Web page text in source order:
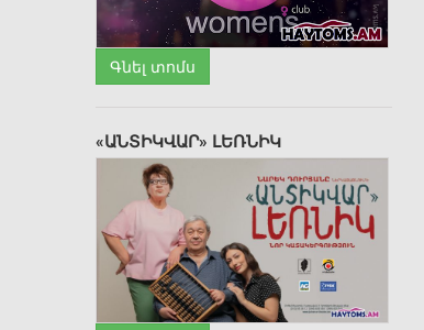
Գնել տոմս
«ԱՆՏԻԿՎԱՐ» ԼԵՌՆԻԿ